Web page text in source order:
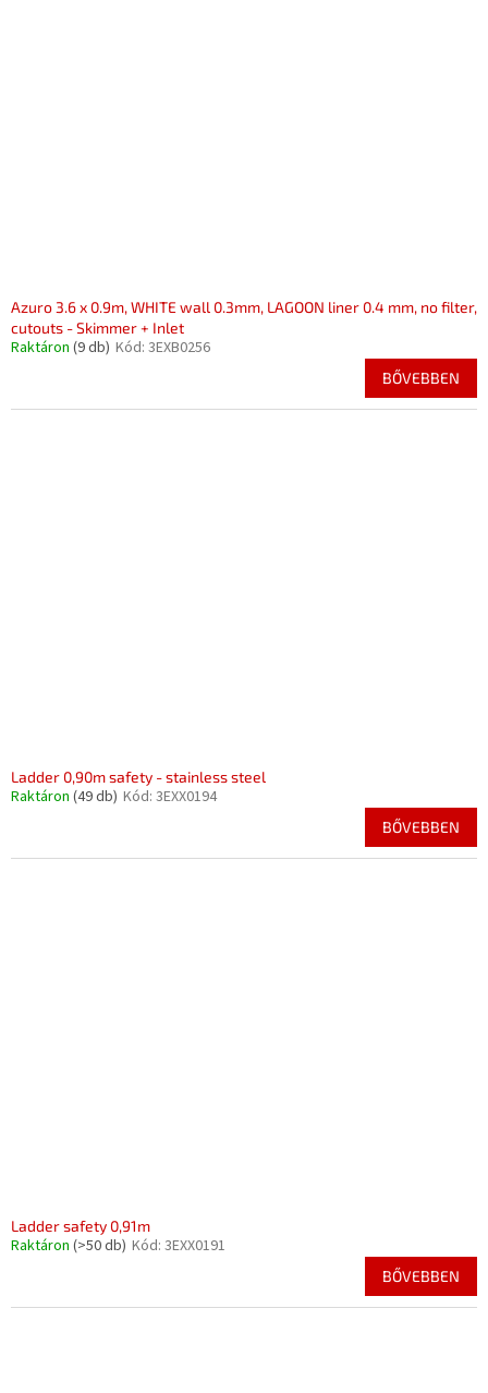
Azuro 3.6 x 0.9m, WHITE wall 0.3mm, LAGOON liner 0.4 mm, no filter,
cutouts - Skimmer + Inlet
Raktáron (9 db) Kód: 3EXB0256
BŐVEBBEN
Ladder 0,90m safety - stainless steel
Raktáron (49 db) Kód: 3EXX0194
BŐVEBBEN
Ladder safety 0,91m
Raktáron (>50 db) Kód: 3EXX0191
BŐVEBBEN